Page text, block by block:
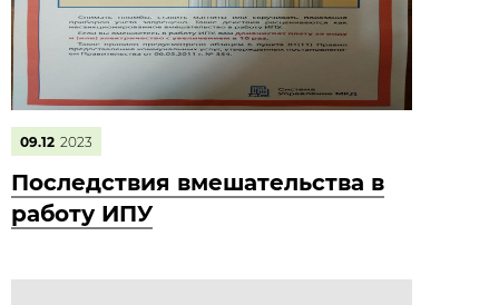
09.12 2023
Последствия вмешательства в
работу ИПУ